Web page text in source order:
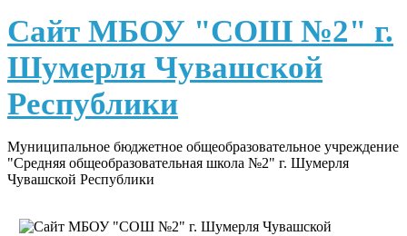
content
Сайт МБОУ "СОШ №2" г.
Шумерля Чувашской
Республики
Муниципальное бюджетное общеобразовательное учреждение
"Средняя общеобразовательная школа №2" г. Шумерля
Чувашской Республики